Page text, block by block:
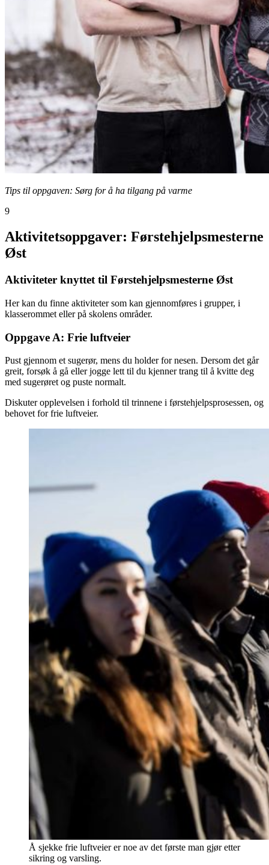
Tips til oppgaven: Sørg for å ha tilgang på varme
9
Aktivitetsoppgaver: Førstehjelpsmesterne
Øst
Aktiviteter knyttet til Førstehjelpsmesterne Øst
Her kan du finne aktiviteter som kan gjennomføres i grupper, i
klasserommet eller på skolens områder.
Oppgave A: Frie luftveier
Pust gjennom et sugerør, mens du holder for nesen. Dersom det går
greit, forsøk å gå eller jogge lett til du kjenner trang til å kvitte deg
med sugerøret og puste normalt.
Diskuter opplevelsen i forhold til trinnene i førstehjelpsprosessen, og
behovet for frie luftveier.
Å sjekke frie luftveier er noe av det første man gjør etter
sikring og varsling.